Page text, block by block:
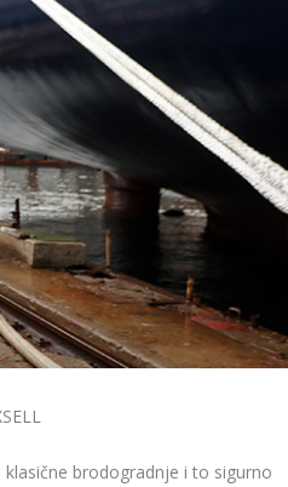
brodogradnje i to sigurno